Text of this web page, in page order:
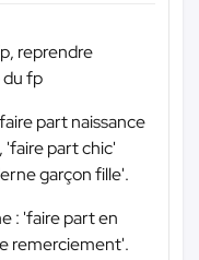
reprendre
du fp
part naissance
'faire part chic'
garçon fille'.
: 'faire part en
remerciement'.